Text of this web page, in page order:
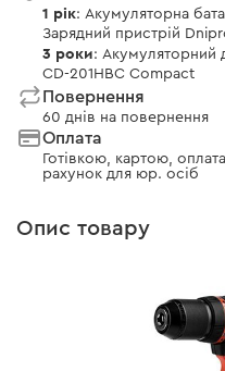
1 рік: Акумуляторна
Зарядний пристрій
3 роки: Акумуляторний
CD-201HBC Compact
Повернення
60 днів на повернення
Оплата
Готівкою, картою,
рахунок для юр. осіб
Опис товару